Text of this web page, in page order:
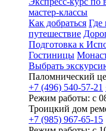
мастер-классы
Как добраться Где
путешествие
Подготовка к
Гостиницы
Выбрать
Паломнический
+7 (496) 540-57-21
Режим работы: с
Троицкий дом
+7 (985) 967-65-15